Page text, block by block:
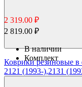
Коврики резиновые
2121 (1993-),2131
2 319.00 ₽
2 819.00 ₽
В наличии
Комплект